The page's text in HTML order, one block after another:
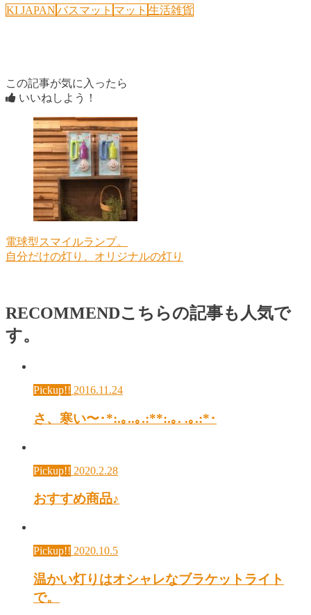
KI JAPANバスマット マット 生活雑貨
この記事が気に入ったら
いいねしよう！
電球型スマイルランプ。
自分だけの灯り、オリジナルの灯り
RECOMMENDこちらの記事も人気で
す。
Pickup!! 2016.11.24
さ、寒い〜･*:.｡..｡.:**:.｡. .｡.:*･
Pickup!! 2020.2.28
おすすめ商品♪
Pickup!! 2020.10.5
温かい灯りはオシャレなブラケットライト
で。